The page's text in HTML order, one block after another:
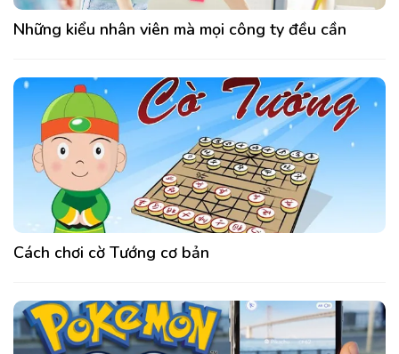
Những kiểu nhân viên mà mọi công ty đều cần
Cách chơi cờ Tướng cơ bản